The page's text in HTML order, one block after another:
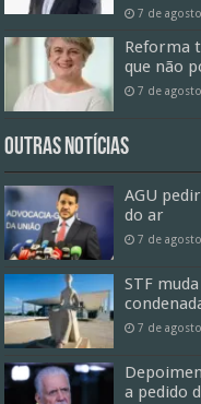
7 de
Reforma
que não
7 de
Outras Notícias
AGU
do ar
7 de
STF
7 de
a pedido